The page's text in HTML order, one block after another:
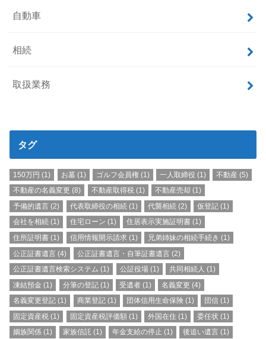
自動車
相続
取扱業務
タグ
150万円 (1) お墓 (1) ゴルフ会員権(1) 一人取締役 (1) 不動産 (5)
不動産の名義変更 (8) 不動産取得税(1) 不動産売却 (1)
予備的遺言 (2) 代表取締役の相続(1) 代襲相続(2) 仮登記 (1)
会社を相続 (1) 住宅ローン (1) 住居表示実施証明書(1)
住所証明書 (1) 信用情報開示請求 (1) 兄弟姉妹の相続手続き (1)
公正証書遺言 (4) 公正証書遺言・自筆証書遺言(2)
公正証書遺言検索システム (1) 公証役場(1) 共同相続人 (1)
凍結預金 (1) 分筆の登記(1) 受遺者(1) 名義変更 (4)
名義変更登記 (1) 商業登記(1) 団体信用生命保険 (1) 団信 (1)
固定資産税 (1) 固定資産税評価額(1) 外国在住 (1) 委任状 (1)
姻族関係 (1) 家族信託(1) 年金支給の停止 (1) 後追い遺言 (1)